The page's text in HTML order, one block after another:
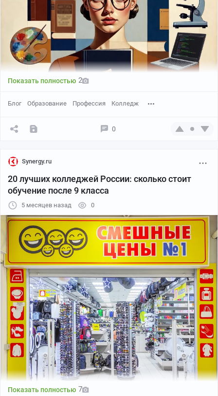
Показать полностью 2
Блог Образование Профессия Колледж
0
Synergy.ru
20 лучших колледжей России: сколько стоит
обучение после 9 класса
5 месяцев назад 0
Показать полностью 7